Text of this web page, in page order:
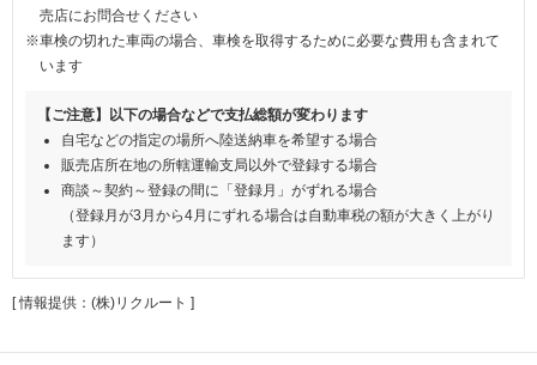
売店にお問合せください
※車検の切れた車両の場合、車検を取得するために必要な費用も含まれて
います
【ご注意】以下の場合などで支払総額が変わります
自宅などの指定の場所へ陸送納車を希望する場合
販売店所在地の所轄運輸支局以外で登録する場合
商談～契約～登録の間に「登録月」がずれる場合
（登録月が3月から4月にずれる場合は自動車税の額が大きく上がり
ます）
[ 情報提供：(株)リクルート ]